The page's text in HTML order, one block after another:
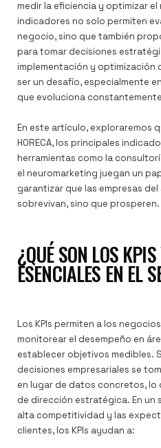
medir la eficiencia y optimizar
indicadores no solo permiten
negocio, sino que también
para tomar decisiones
implementación y optimización
ser un desafío, especialmente
que evoluciona
En este artículo, exploraremos
HORECA, los principales
herramientas como la
el neuromarketing juegan un
garantizar que las empresas del
sobrevivan, sino que prosperen.
¿QUÉ SON LOS
ESENCIALES EN EL
Los KPIs permiten a los
monitorear el desempeño en
establecer objetivos medibles.
decisiones empresariales se
en lugar de datos concretos, lo
de dirección estratégica. En
alta competitividad y las
clientes, los KPIs ayudan a: